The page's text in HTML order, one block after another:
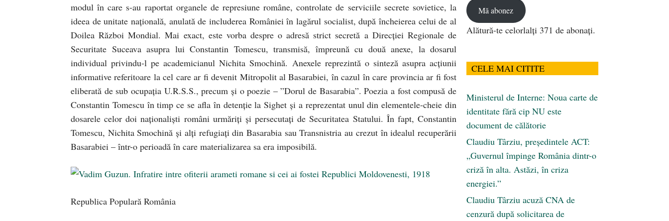
modul în care s-au raportat organele de represiune române, controlate de serviciile secrete sovietice, la
ideea de unitate națională, anulată de includerea României în lagărul socialist, după încheierea celui de al
Doilea Război Mondial. Mai exact, este vorba despre o adresă strict secretă a Direcției Regionale de
Securitate Suceava asupra lui Constantin Tomescu, transmisă, împreună cu două anexe, la dosarul
individual privindu-l pe academicianul Nichita Smochină. Anexele reprezintă o sinteză asupra acțiunii
informative referitoare la cel care ar fi devenit Mitropolit al Basarabiei, în cazul în care provincia ar fi fost
eliberată de sub ocupația U.R.S.S., precum şi o poezie – ”Dorul de Basarabia”. Poezia a fost compusă de
Constantin Tomescu în timp ce se afla în detenţie la Sighet şi a reprezentat unul din elementele-cheie din
dosarele celor doi naţionaliști români urmăriţi şi persecutaţi de Securitatea Statului. În fapt, Constantin
Tomescu, Nichita Smochină și alţi refugiați din Basarabia sau Transnistria au crezut în idealul recuperării
Basarabiei – într-o perioadă în care materializarea sa era imposibilă.
Republica Populară România
Mă abonez
Alătură-te celorlalți 371 de abonați.
CELE MAI CITITE
Ministerul de Interne: Noua carte de
identitate fără cip NU este
document de călătorie
Claudiu Târziu, președintele ACT:
„Guvernul împinge România dintr-o
criză în alta. Astăzi, în criza
energiei.”
Claudiu Târziu acuză CNA de
cenzură după solicitarea de